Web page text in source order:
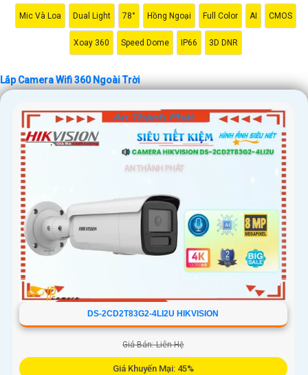
'
Mic Và Loa Dual Light 78° Hồng Ngoại Full Color AI CMOS
Xoay 360 Speed Dome IP66 3D DNR
Lắp Camera Wifi 360 Ngoài Trời
DS-2CD2T83G2-4LI2U HIKVISION
Giá Bán: Liên Hệ
Giá Khuyến Mại: 45%